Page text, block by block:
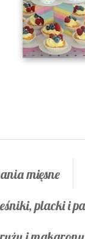
mięsne
placki i